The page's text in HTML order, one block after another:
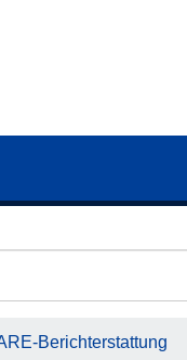
Berichterstattung